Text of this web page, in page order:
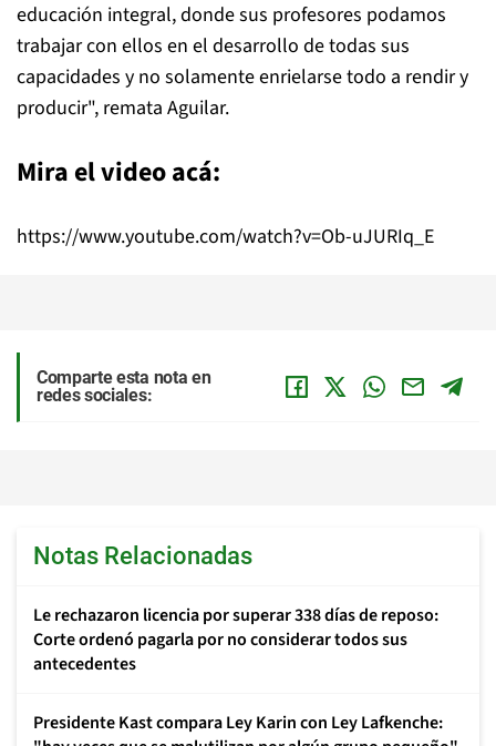
educación integral, donde sus profesores podamos
trabajar con ellos en el desarrollo de todas sus
capacidades y no solamente enrielarse todo a rendir y
producir", remata Aguilar.
Mira el video acá:
https://www.youtube.com/watch?v=Ob-uJURIq_E
Comparte esta nota en
redes sociales:
Notas Relacionadas
Le rechazaron licencia por superar 338 días de reposo:
Corte ordenó pagarla por no considerar todos sus
antecedentes
Presidente Kast compara Ley Karin con Ley Lafkenche: